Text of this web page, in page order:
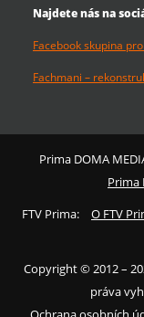
Najdete nás na
Facebook skupina
Fachmani –
Prima DOMA
Prima
FTV Prima:
O FTV
Copyright © 2012 –
práva